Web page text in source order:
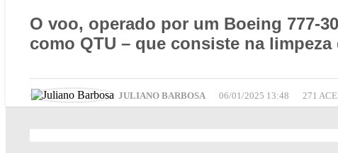
O voo, operado por um Boeing 777-
como QTU – que consiste na
JULIANO BARBOSA 06/01/2025 13:48 271